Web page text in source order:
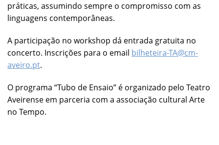
práticas, assumindo sempre o compromisso com as
linguagens contemporâneas.
A participação no workshop dá entrada gratuita no
concerto. Inscrições para o email bilheteira-TA@cm-
aveiro.pt.
O programa “Tubo de Ensaio” é organizado pelo Teatro
Aveirense em parceria com a associação cultural Arte
no Tempo.